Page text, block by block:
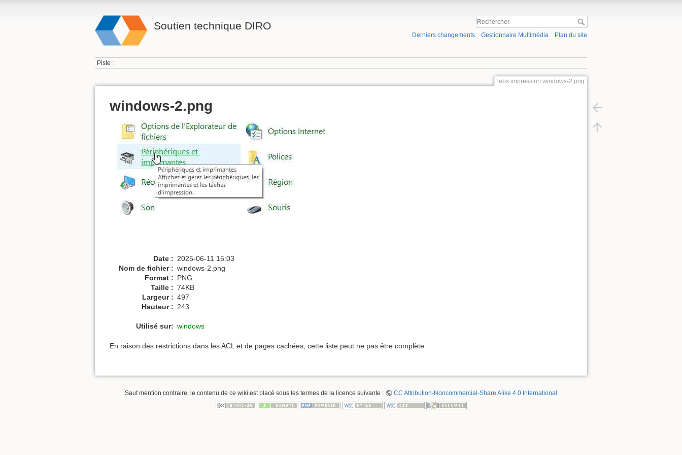
Soutien technique DIRO
Derniers changements Gestionnaire Multimédia Plan du site
Piste :
labs:impression:windows-2.png
windows-2.png
Date : 2025-06-11 15:03
Nom de fichier : windows-2.png
Format : PNG
Taille : 74KB
Largeur : 497
Hauteur : 243
Utilisé sur: windows
En raison des restrictions dans les ACL et de pages cachées, cette liste peut ne pas être complète.
Sauf mention contraire, le contenu de ce wiki est placé sous les termes de la licence suivante : CC Attribution-Noncommercial-Share Alike 4.0 International